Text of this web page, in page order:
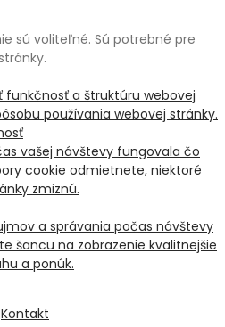
sú voliteľné. Sú potrebné pre
funkčnosť a štruktúru webovej
používania webovej stránky.
vašej návštevy fungovala čo
cookie odmietnete, niektoré
zmiznú.
a správania počas návštevy
šancu na zobrazenie kvalitnejšie
a ponúk.
Kontakt